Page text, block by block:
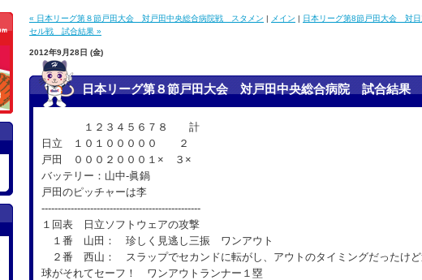
« 日本リーグ第８節戸田大会 対戸田中央総合病院戦 スタメン | メイン | 日本リーグ第8節戸田大会 対日
セル戦 試合結果 »
2012年9月28日 (金)
日本リーグ第８節戸田大会 対戸田中央総合病院 試合結果
１２３４５６７８ 計
日立 １０１０００００ ２
戸田 ０００２０００１× ３×
バッテリー：山中-眞鍋
戸田のピッチャーは李
-------------------------------------------------
１回表 日立ソフトウェアの攻撃
１番 山田： 珍しく見逃し三振 ワンアウト
２番 西山： スラップでセカンドに転がし、アウトのタイミングだったけ
球がそれてセーフ！ ワンアウトランナー１塁